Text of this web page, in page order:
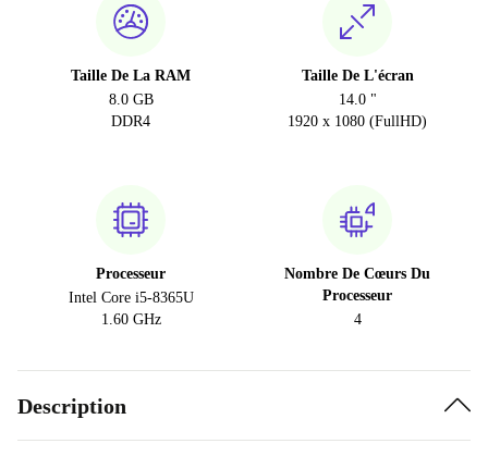
Taille De La RAM
8.0 GB
DDR4
Taille De L'écran
14.0 "
1920 x 1080 (FullHD)
Processeur
Intel Core i5-8365U
1.60 GHz
Nombre De Cœurs Du
Processeur
4
Description